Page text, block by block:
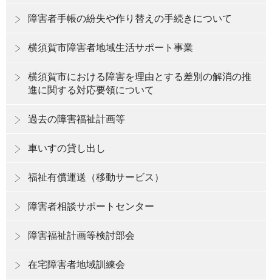
障害者手帳の紛失や作り替えの手続きについて
横須賀市障害者地域生活サポート事業
横須賀市における障害を理由とする差別の解消の推
進に関する対応要領について
過去の障害福祉計画等
車いすの貸し出し
福祉有償運送（移動サービス）
障害者相談サポートセンター
障害福祉計画等検討部会
在宅障害者地域訓練会